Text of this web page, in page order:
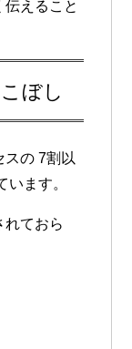
えること
ぼし
スの 7割以
います。
れておら